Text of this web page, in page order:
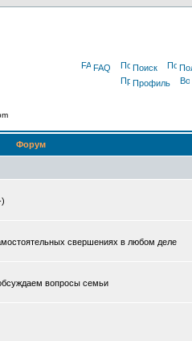
FAQ Поиск
Профиль
Форум
свершениях в любом деле
вопросы семьи